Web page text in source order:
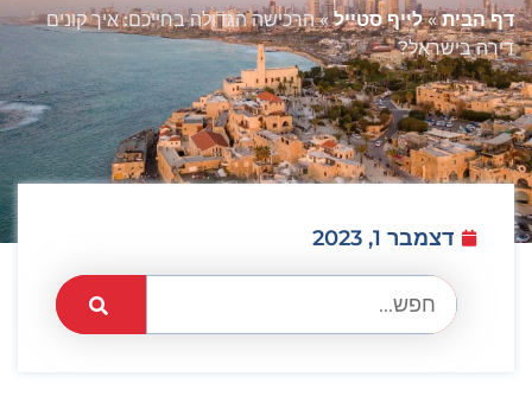
דף הבית»לייף סטייל»הרכישה הגדולה בחייכם: איך קונים
דירה בישראל?
דצמבר 1, 2023